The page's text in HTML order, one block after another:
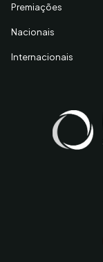
Premiações
Nacionais
Internacionais